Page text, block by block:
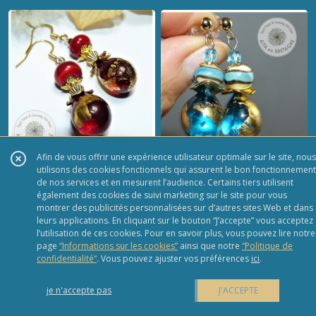
bohème-chic,
artisanal,
plaqué or
24k, verre
filé, bois de
santal, coco
- Idée cadeau
FEMME
d'oreilles
bohème-chic,
artisanal,
plaqué or
24k, verre filé
- Idée cadeau
FEMME
anniversaire,
VENDU ?
GOUTTES
ROUGE ET OR
♥ Boucles
d'oreilles
bohème-chic,
plaqué or
Sur demande
PLUS DE DÉTAILS
VENDU ?
GOUTTES
TURQUOISE
ET OR ♥
Boucles
d'oreilles
Sur demande
PLUS DE DÉTAILS
Afin de vous offrir une expérience utilisateur optimale sur le site, nous
utilisons des cookies fonctionnels qui assurent le bon fonctionnement
de nos services et en mesurent l’audience. Certains tiers utilisent
également des cookies de suivi marketing sur le site pour vous
montrer des publicités personnalisées sur d’autres sites Web et dans
leurs applications. En cliquant sur le bouton “J’accepte” vous acceptez
l’utilisation de ces cookies. Pour en savoir plus, vous pouvez lire notre
page “Informations sur les cookies” ainsi que notre “Politique de
confidentialité“. Vous pouvez ajuster vos préférences ici.
je n'accepte pas J'ACCEPTE